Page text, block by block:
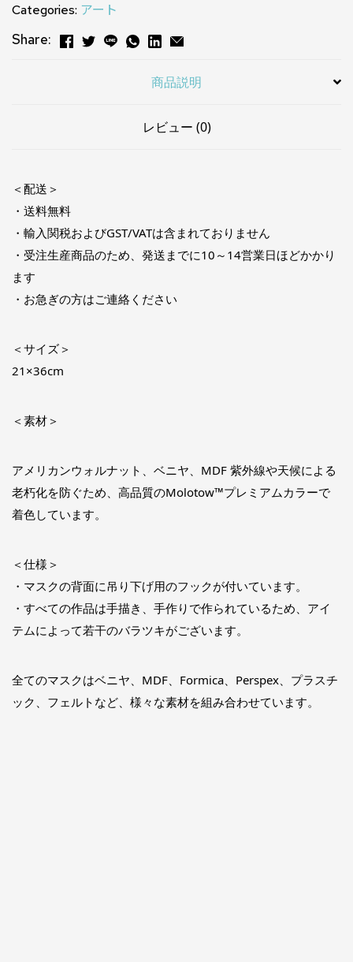
Categories: アート
Share:
商品説明
レビュー (0)
＜配送＞
・送料無料
・輸入関税およびGST/VATは含まれておりません
・受注生産商品のため、発送までに10～14営業日ほどかかり
ます
・お急ぎの方はご連絡ください
＜サイズ＞
21×36cm
＜素材＞
アメリカンウォルナット、ベニヤ、MDF 紫外線や天候による
老朽化を防ぐため、高品質のMolotow™プレミアムカラーで
着色しています。
＜仕様＞
・マスクの背面に吊り下げ用のフックが付いています。
・すべての作品は手描き、手作りで作られているため、アイ
テムによって若干のバラツキがございます。
全てのマスクはベニヤ、MDF、Formica、Perspex、プラスチ
ック、フェルトなど、様々な素材を組み合わせています。